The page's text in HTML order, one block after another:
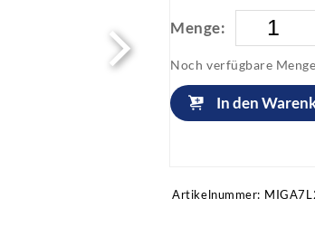
Menge:
Noch verfügbare
In den
Artikelnummer: